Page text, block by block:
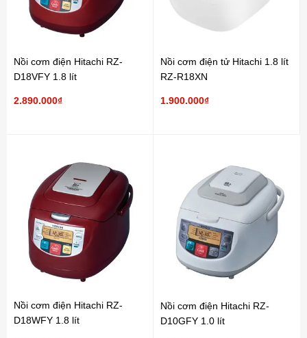
Nồi cơm điện Hitachi RZ-
D18VFY 1.8 lít
2.890.000₫
Nồi cơm điện tử Hitachi 1.8 lít
RZ-R18XN
1.900.000₫
Nồi cơm điện Hitachi RZ-
D18WFY 1.8 lít
Nồi cơm điện Hitachi RZ-
D10GFY 1.0 lít